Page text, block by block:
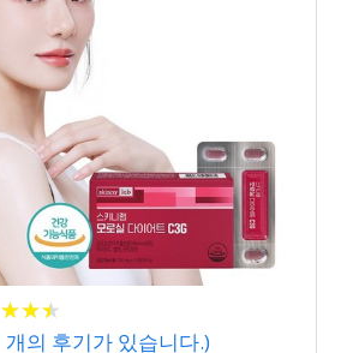
★★★
★★★
개의 후기가 있습니다.)